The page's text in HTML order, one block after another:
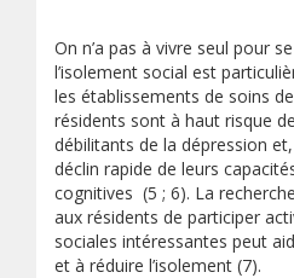
On n’a pas à vivre seul pour
l’isolement social est
les établissements de soins
résidents sont à haut risque
débilitants de la dépression
déclin rapide de leurs
cognitives (5 ; 6). La
aux résidents de participer
sociales intéressantes peut
et à réduire l’isolement (7).